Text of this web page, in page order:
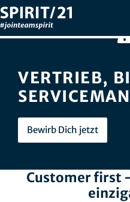
VERTRIEB,
Bewirb Dich jetzt
Customer first